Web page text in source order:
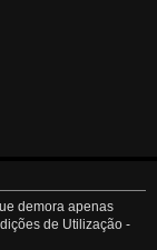
demora apenas
de Utilização -